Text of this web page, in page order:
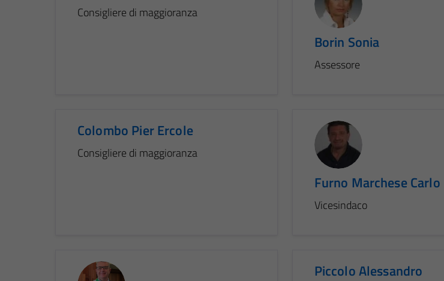
Consigliere di maggioranza
Borin Sonia
Assessore
Colombo Pier Ercole
Consigliere di maggioranza
Furno Marchese Carlo
Vicesindaco
Piccolo Alessandro